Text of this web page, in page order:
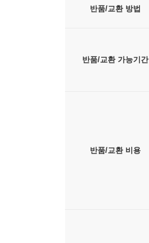
반품/교환 방법
반품/교환 가능기간
반품/교환 비용